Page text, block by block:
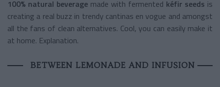
100% natural beverage made with fermented kéfir seeds is
creating a real buzz in trendy cantinas en vogue and amongst
all the fans of clean alternatives. Cool, you can easily make it
at home. Explanation.
BETWEEN LEMONADE AND INFUSION